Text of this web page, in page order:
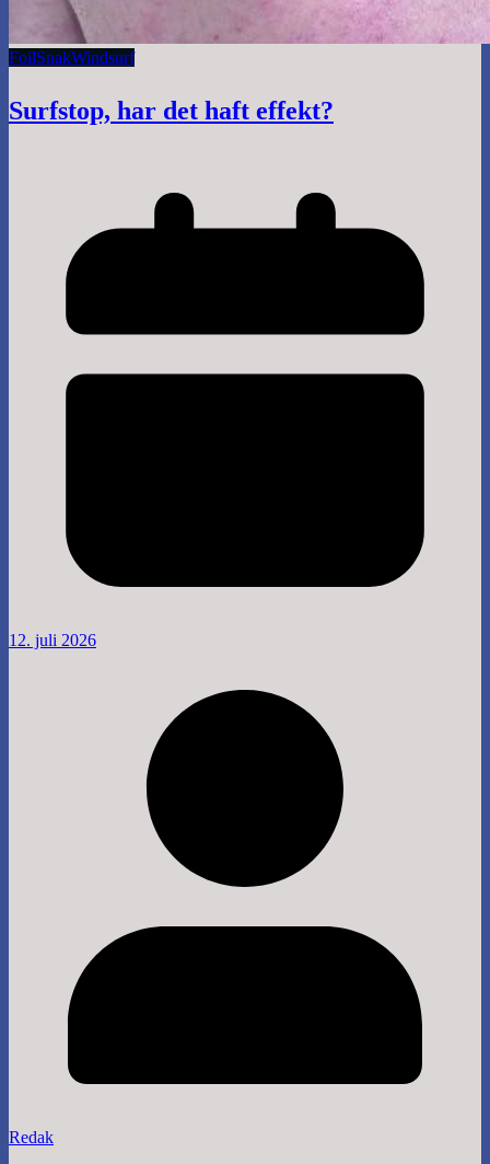
FoilSnakWindsurf
Surfstop, har det haft effekt?
12. juli 2026
Redak